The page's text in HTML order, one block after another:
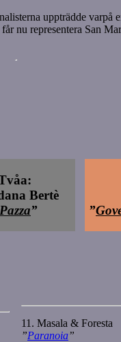
uppträdde varpå
nu representera San
Bertè
Pazza” ”
11. Masala & Foresta
”Paranoia”